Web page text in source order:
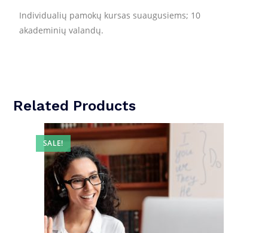
Individualių pamokų kursas suaugusiems; 10
akademinių valandų.
Related Products
SALE!